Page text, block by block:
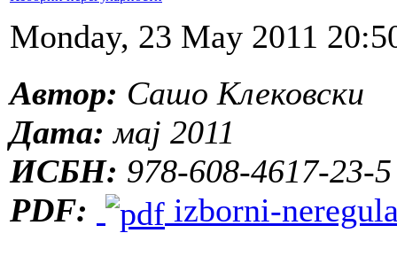
Monday, 23 May 2011
Автор: Сашо Клековски
Дата: мај 2011
ИСБН: 978-608-4617-23-5
PDF:
izborni-